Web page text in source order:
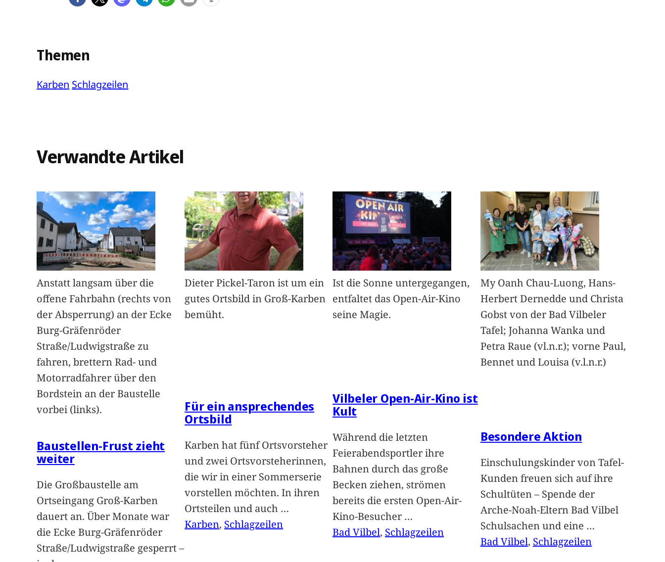
Themen
Karben Schlagzeilen
Verwandte Artikel
Anstatt langsam über die
offene Fahrbahn (rechts von
der Absperrung) an der Ecke
Burg-Gräfenröder
Straße/Ludwigstraße zu
fahren, brettern Rad- und
Motorradfahrer über den
Bordstein an der Baustelle
vorbei (links).
Baustellen-Frust zieht
weiter
Die Großbaustelle am
Ortseingang Groß-Karben
dauert an. Über Monate war
die Ecke Burg-Gräfenröder
Straße/Ludwigstraße gesperrt –
Dieter Pickel-Taron ist um ein
gutes Ortsbild in Groß-Karben
bemüht.
Für ein ansprechendes
Ortsbild
Karben hat fünf Ortsvorsteher
und zwei Ortsvorsteherinnen,
die wir in einer Sommerserie
vorstellen möchten. In ihren
Ortsteilen und auch …
Karben, Schlagzeilen
Ist die Sonne untergegangen,
entfaltet das Open-Air-Kino
seine Magie.
Vilbeler Open-Air-Kino ist
Kult
Während die letzten
Feierabendsportler ihre
Bahnen durch das große
Becken ziehen, strömen
bereits die ersten Open-Air-
Kino-Besucher …
Bad Vilbel, Schlagzeilen
My Oanh Chau-Luong, Hans-
Herbert Dernedde und Christa
Gobst von der Bad Vilbeler
Tafel; Johanna Wanka und
Petra Raue (vl.n.r.); vorne Paul,
Bennet und Louisa (v.l.n.r.)
Besondere Aktion
Einschulungskinder von Tafel-
Kunden freuen sich auf ihre
Schultüten – Spende der
Arche-Noah-Eltern Bad Vilbel
Schulsachen und eine …
Bad Vilbel, Schlagzeilen